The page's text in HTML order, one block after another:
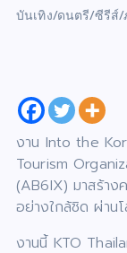
บันเทิง/ดนตรี/ซีรีส์/
งาน Into the
Tourism
(AB6IX) มาสร้า
อย่างใกล้ชิด ผ่าน
งานนี้ KTO